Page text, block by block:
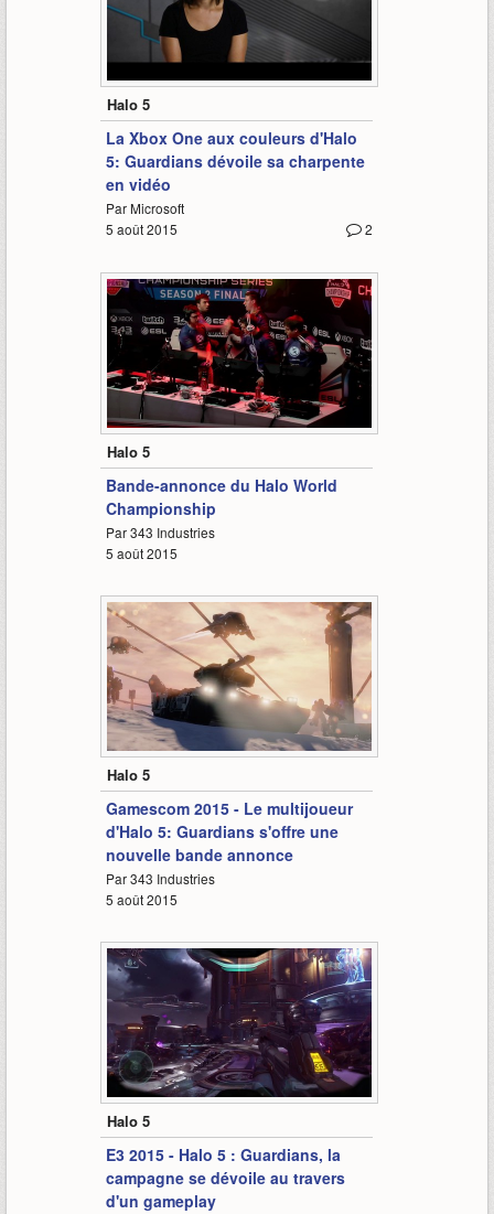
3:28
Halo 5
La Xbox One aux couleurs d'Halo
5: Guardians dévoile sa charpente
en vidéo
Par Microsoft
2
5 août 2015
1:18
Halo 5
Bande-annonce du Halo World
Championship
Par 343 Industries
5 août 2015
1:42
Halo 5
Gamescom 2015 - Le multijoueur
d'Halo 5: Guardians s'offre une
nouvelle bande annonce
Par 343 Industries
5 août 2015
6:29
Halo 5
E3 2015 - Halo 5 : Guardians, la
campagne se dévoile au travers
d'un gameplay